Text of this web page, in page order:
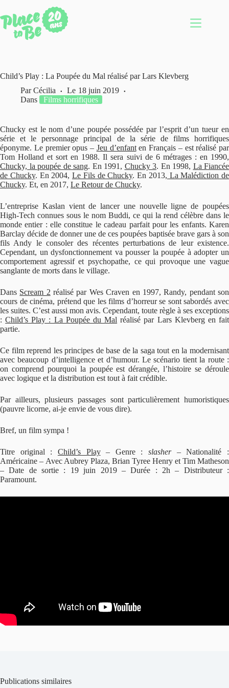
au
contenu
Child’s Play : La Poupée du Mal réalisé par Lars Klevberg
Par Cécilia Le 18 juin 2019
Dans
Films horrifiques
Chucky est le nom d’une poupée possédée par l’esprit d’un tueur en
série et le personnage principal de la série de films horrifiques
éponyme. Le premier opus – Jeu d’enfanten Français – est réalisé par
Tom Holland et sort en 1988. Il sera suivi de 6 métrages : en 1990,
Chucky, la poupée de sang. En 1991, Chucky 3. En 1998, La Fiancée
de Chucky. En 2004, Le Fils de Chucky. En 2013, La Malédiction de
Chucky. Et, en 2017, Le Retour de Chucky.
L’entreprise Kaslan vient de lancer une nouvelle ligne de poupées
High-Tech connues sous le nom Buddi, ce qui la rend célèbre dans le
monde entier : elle constitue le cadeau parfait pour les enfants. Karen
Barclay décide de donner une de ces poupées baptisée brave gars à son
fils Andy le consoler des récentes perturbations de leur existence.
Cependant, un dysfonctionnement va pousser la poupée à adopter un
comportement agressif et psychopathe, ce qui provoque une vague
sanglante de morts dans le village.
Dans Scream 2 réalisé par Wes Craven en 1997, Randy, pendant son
cours de cinéma, prétend que les films d’horreur se sont sabordés avec
les suites. C’est aussi mon avis. Cependant, toute règle à ses exceptions
:Child’s Play : La Poupée du Mal réalisé par Lars Klevberg en fait
partie.
Ce film reprend les principes de base de la saga tout en la modernisant
avec beaucoup d’intelligence et d’humour. Le scénario tient la route :
on comprend pourquoi la poupée est dérangée, l’histoire se déroule
avec logique et la distribution est tout à fait crédible.
Par ailleurs, plusieurs passages sont particulièrement humoristiques
(pauvre licorne, ai-je envie de vous dire).
Bref, un film sympa !
Titre original : Child’s Play– Genre :slasher– Nationalité :
Américaine – Avec Aubrey Plaza, Brian Tyree Henry et Tim Matheson
– Date de sortie : 19 juin 2019 – Durée : 2h – Distributeur :
Paramount.
Publications similaires